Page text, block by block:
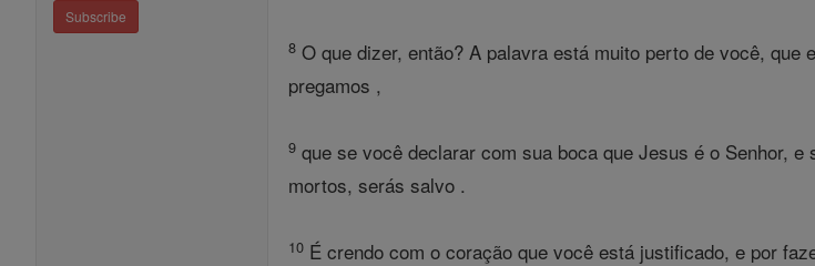
Subscribe
8 O que dizer, então? A palavra está muito perto de você,
pregamos ,
9 que se você declarar com sua boca que Jesus é o Senhor,
mortos, serás salvo .
10 É crendo com o coração que você está justificado, e por